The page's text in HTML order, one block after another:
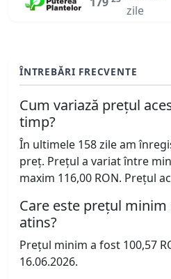
zile
ÎNTREBĂRI FRECVENTE
Cum variază prețul
timp?
În ultimele 158 zile am
preț. Prețul a variat între
maxim 116,00 RON. Prețul
Care este prețul
atins?
Prețul minim a fost 100,57
16.06.2026.